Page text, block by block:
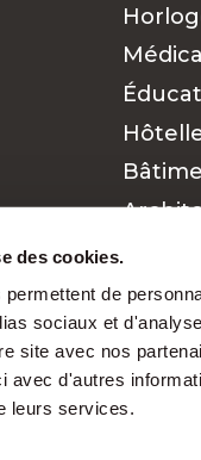
des cookies.
de
sociaux et
site avec nos
avec d'autres
leurs services.
Cadres